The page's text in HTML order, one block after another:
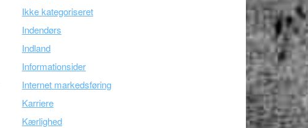
Ikke kategoriseret
Indendørs
Indland
Informationsider
Internet markedsføring
Karriere
Kærlighed